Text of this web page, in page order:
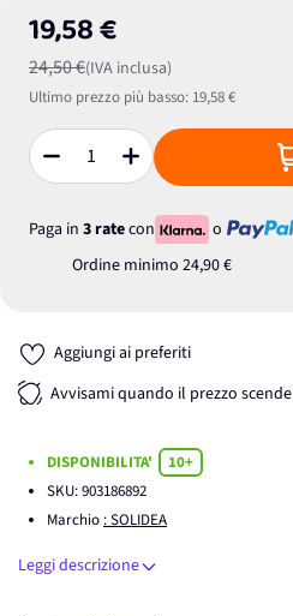
19,58 €
24,50 €(IVA inclusa)
Ultimo prezzo più basso: 19,58 €
Quantità
Paga in 3 ratecon
o
Ordine minimo 24,90 €
Aggiungi ai preferiti
Avvisami quando il prezzo scende
DISPONIBILITA'
10+
SKU:903186892
Marchio : SOLIDEA
Leggi descrizione